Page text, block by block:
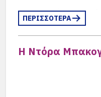
Ακόμα ηχεί στα
εξαδέλφου μου
να τους παροτρύνει
ΠΕΡΙΣΣΟΤΕΡΑ
Η Ντόρα